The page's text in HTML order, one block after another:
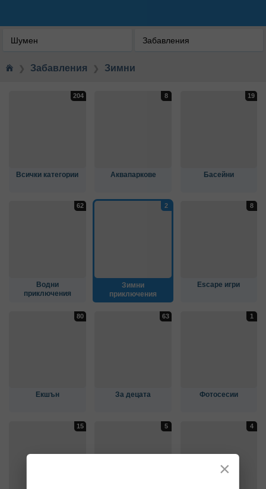
Шумен Забавления
❯ Забавления ❯ Зимни
Всички категории Аквапаркове Басейни
Водни
приключения
Зимни
приключения
Escape игри
Екшън За децата Фотосесии
×